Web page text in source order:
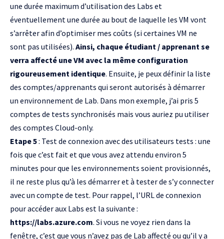
une durée maximum d’utilisation des Labs et
éventuellement une durée au bout de laquelle les VM vont
s’arrêter afin d’optimiser mes coûts (si certaines VM ne
sont pas utilisées). Ainsi, chaque étudiant / apprenant se
verra affecté une VM avec la même configuration
rigoureusement identique. Ensuite, je peux définir la liste
des comptes/apprenants qui seront autorisés à démarrer
un environnement de Lab. Dans mon exemple, j’ai pris 5
comptes de tests synchronisés mais vous auriez pu utiliser
des comptes Cloud-only.
Etape 5: Test de connexion avec des utilisateurs tests : une
fois que c’est fait et que vous avez attendu environ 5
minutes pour que les environnements soient provisionnés,
il ne reste plus qu’à les démarrer et à tester de s’y connecter
avec un compte de test. Pour rappel, l’URL de connexion
pour accéder aux Labs est la suivante :
https://labs.azure.com. Si vous ne voyez rien dans la
fenêtre, c’est que vous n’avez pas de Lab affecté ou qu’il y a